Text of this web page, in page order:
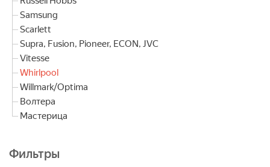
Samsung
Scarlett
Supra, Fusion, Pioneer, ECON, JVC
Vitesse
Whirlpool
Willmark/Optima
Волтера
Мастерица
Фильтры